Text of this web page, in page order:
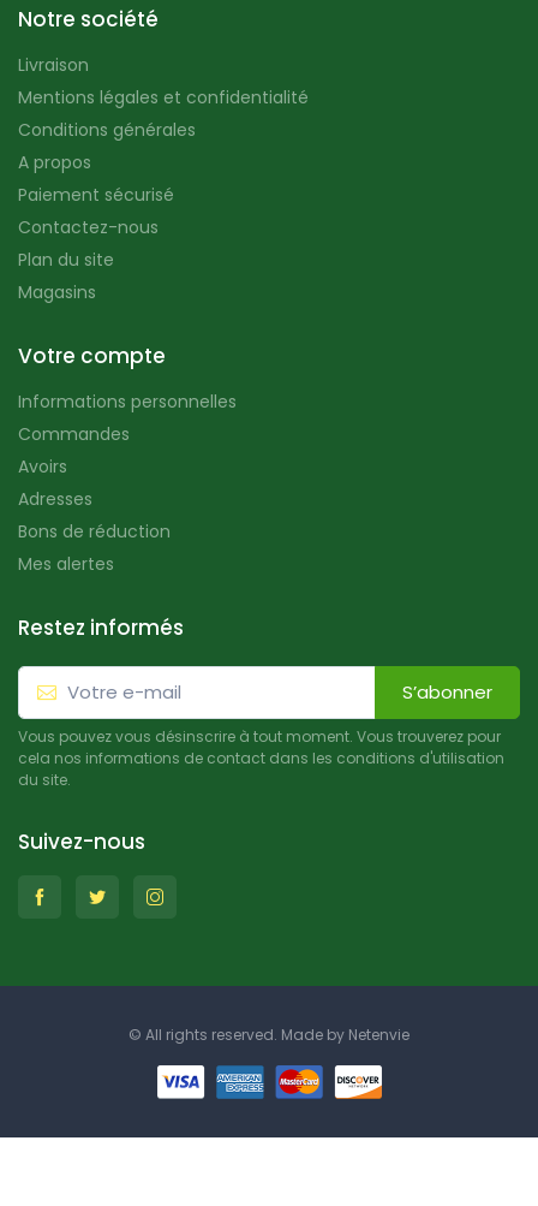
Notre société
Livraison
Mentions légales et confidentialité
Conditions générales
A propos
Paiement sécurisé
Contactez-nous
Plan du site
Magasins
Votre compte
Informations personnelles
Commandes
Avoirs
Adresses
Bons de réduction
Mes alertes
Restez informés
S’abonner
Vous pouvez vous désinscrire à tout moment. Vous trouverez pour
cela nos informations de contact dans les conditions d'utilisation
du site.
Suivez-nous
© All rights reserved. Made by Netenvie